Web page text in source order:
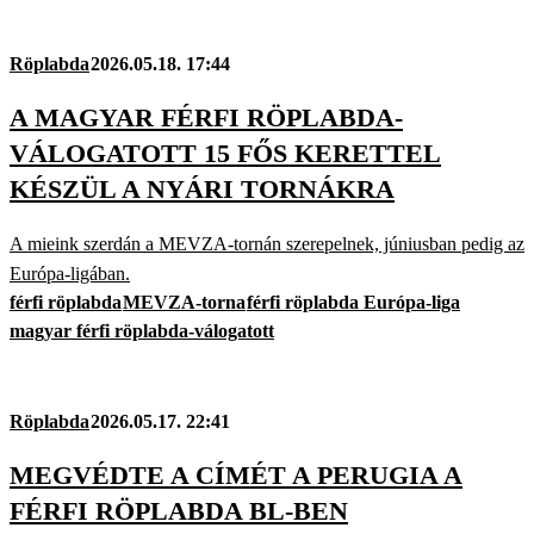
Röplabda2026.05.18. 17:44
A MAGYAR FÉRFI RÖPLABDA-
VÁLOGATOTT 15 FŐS KERETTEL
KÉSZÜL A NYÁRI TORNÁKRA
A mieink szerdán a MEVZA-tornán szerepelnek, júniusban pedig az
Európa-ligában.
férfi röplabdaMEVZA-tornaférfi röplabda Európa-liga
magyar férfi röplabda-válogatott
Röplabda2026.05.17. 22:41
MEGVÉDTE A CÍMÉT A PERUGIA A
FÉRFI RÖPLABDA BL-BEN